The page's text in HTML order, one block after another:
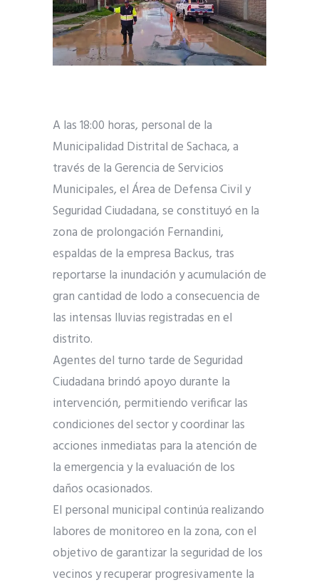
A las 18:00 horas, personal de la
Municipalidad Distrital de Sachaca, a
través de la Gerencia de Servicios
Municipales, el Área de Defensa Civil y
Seguridad Ciudadana, se constituyó en la
zona de prolongación Fernandini,
espaldas de la empresa Backus, tras
reportarse la inundación y acumulación de
gran cantidad de lodo a consecuencia de
las intensas lluvias registradas en el
distrito.
Agentes del turno tarde de Seguridad
Ciudadana brindó apoyo durante la
intervención, permitiendo verificar las
condiciones del sector y coordinar las
acciones inmediatas para la atención de
la emergencia y la evaluación de los
daños ocasionados.
El personal municipal continúa realizando
labores de monitoreo en la zona, con el
objetivo de garantizar la seguridad de los
vecinos y recuperar progresivamente la